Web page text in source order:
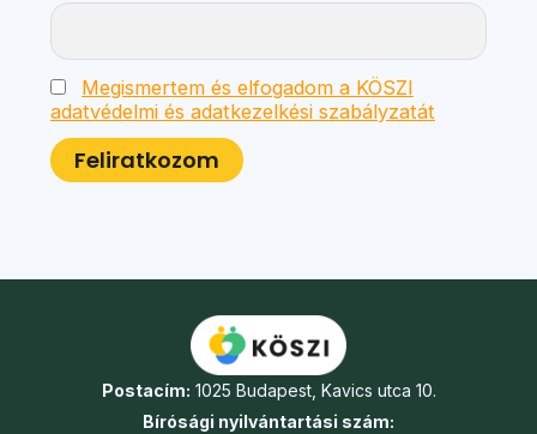
Megismertem és elfogadom a KÖSZI
adatvédelmi és adatkezelkési szabályzatát
Postacím: 1025 Budapest, Kavics utca 10.
Bírósági nyilvántartási szám: